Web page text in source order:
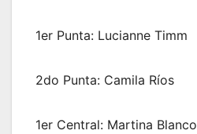
1er Punta: Lucianne Timm
2do Punta: Camila Ríos
1er Central: Martina Blanco